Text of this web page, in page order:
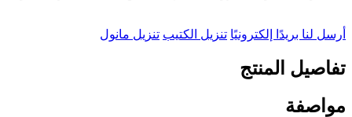
أرسل لنا بريدًا إلكترونيًا تنزيل الكتيب تنزيل مانول
تفاصيل المنتج
مواصفة